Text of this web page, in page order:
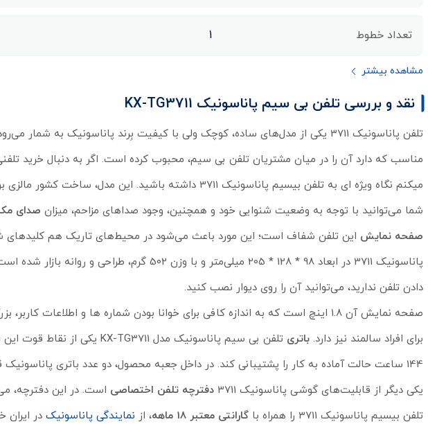
تعداد خطوط 1
مشاهده بیشتر
نقد و بررسی تلفن بی سیم پاناسونیک KX-TG3711
تلفن پاناسونیک 3711 یکی از مدل‌های ساده، کوچک ولی با کیفیت بِرند پاناسونیک به
مناسب که دارد آن را در میان مشتریان تلفن بی سیم، محبوب کرده است. اگر به دنبال خرید
میکنم نگاه ویژه ای به تلفن بیسیم پاناسونیک 3711 داشته باشید. این مدل، ساخت کشور مالزی بوده و به شکلی ساده و زیبا، طراحی شده است.
شما می‌توانید با توجه به وضعیت شنوایی خود و همچنین، وجود صداهای مزاحم، میزان صدای
صفحه نمایش این تلفن شفاف است؛ این مورد باعث می‌شود در محیط‌های تاریک هم کلیدهای
پاناسونیک 3711 در ابعاد 98 * 128 * 205 میلی‌متر و با
دادن تلفن ندارید، می‌توانید آن را روی دیوار نصب کنید.
صفحه نمایش آن 1.8 اینچ است که به اندازه کافی برای خوانا بودن شماره ها و
برای افراد سالمند نیز دارد.باتری تلفن بی سیم پاناسونیک مدل KX-TG3711 یکی از نقاط قوت این مدل محسوب می‌شود؛ زیرا می‌تواند تا
144 ساعت حالت آماده به کار را پشتیبانی کند. در داخل جعبه‌ محصول، دو عدد باتری پاناسونیک قابل شارژ گذاشته شده است.
یکی دیگر از قابلیت‌های گوشی پاناسونیک 3711
دفترچه تلفن اختصاصی
تلفن بیسیم پاناسونیک 3711 را همراه با
گارانتی معتبر 18 ماهه ، از نمایندگی پاناسونیک در ایران